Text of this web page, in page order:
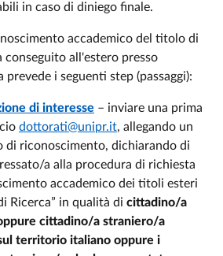
in caso di diniego finale.
accademico del titolo di
conseguito all'estero presso
prevede i seguenti step (passaggi):
di interesse – inviare una prima
dottorati@unipr.it, allegando un
di riconoscimento, dichiarando di
a alla procedura di richiesta
accademico dei titoli esteri
Ricerca” in qualità di cittadino/a
cittadino/a straniero/a
territorio italiano oppure i